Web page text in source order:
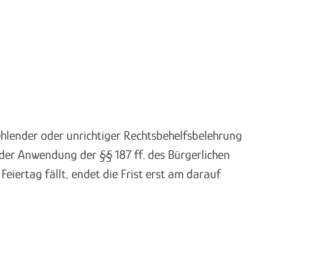
oder unrichtiger Rechtsbehelfsbelehrung
Anwendung der §§ 187 ff. des Bürgerlichen
fällt, endet die Frist erst am darauf